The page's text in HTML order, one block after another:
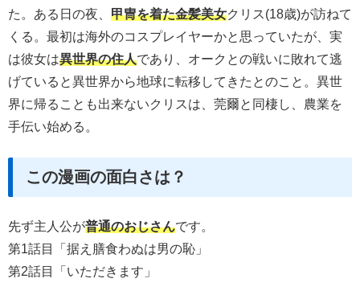
た。ある日の夜、 甲冑を着た金髪美女クリス(18歳)が訪ねて
くる。最初は海外のコスプレイヤーかと思っていたが、実
は彼女は異世界の住人であり、オークとの戦いに敗れて逃
げていると異世界から地球に転移してきたとのこと。異世
界に帰ることも出来ないクリスは、莞爾と同棲し、農業を
手伝い始める。
この漫画の面白さは？
先ず主人公が普通のおじさんです。
第1話目「据え膳食わぬは男の恥」
第2話目「いただきます」